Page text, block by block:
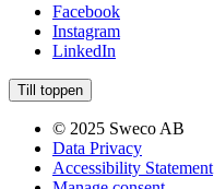
Facebook
Instagram
LinkedIn
Till toppen
© 2025 Sweco AB
Data Privacy
Accessibility Statement